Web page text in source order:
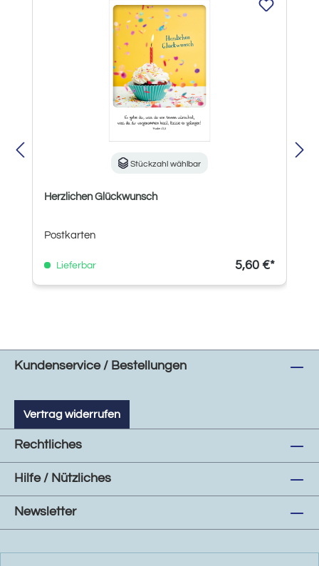
Stückzahl wählbar
Herzlichen Glückwunsch
Postkarten
Lieferbar 5,60 €*
Kundenservice / Bestellungen
Vertrag widerrufen
Rechtliches
Hilfe / Nützliches
Newsletter